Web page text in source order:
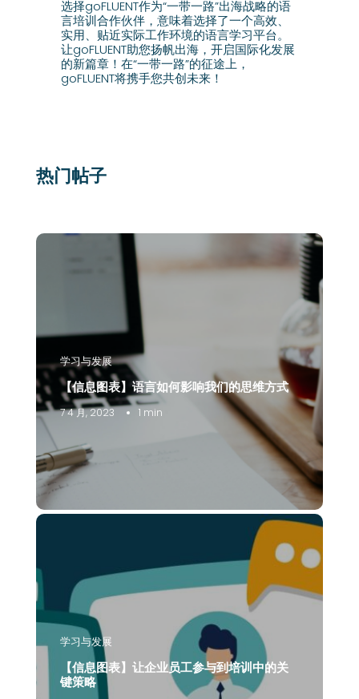
选择goFLUENT作为“一带一路”出海战略的语
言培训合作伙伴，意味着选择了一个高效、
实用、贴近实际工作环境的语言学习平台。
让goFLUENT助您扬帆出海，开启国际化发展
的新篇章！在“一带一路”的征途上，
goFLUENT将携手您共创未来！
热门帖子
学习与发展
【信息图表】语言如何影响我们的思维方式
7 4 月, 2023 1 min
学习与发展
【信息图表】让企业员工参与到培训中的关
键策略